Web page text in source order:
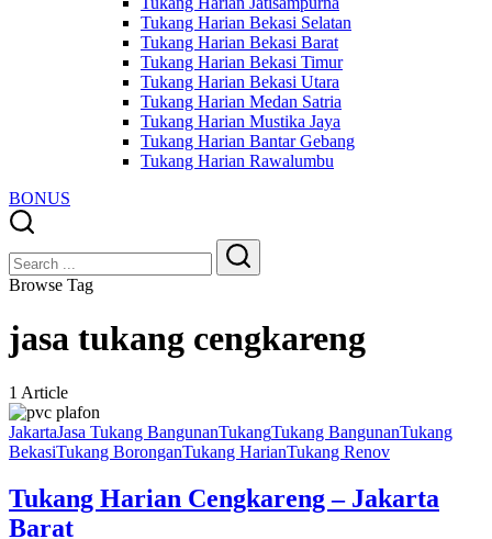
Tukang Harian Bekasi Selatan
Tukang Harian Bekasi Barat
Tukang Harian Bekasi Timur
Tukang Harian Bekasi Utara
Tukang Harian Medan Satria
Tukang Harian Mustika Jaya
Tukang Harian Bantar Gebang
Tukang Harian Rawalumbu
BONUS
Search
Search
Browse Tag
jasa tukang cengkareng
1 Article
JakartaJasa Tukang BangunanTukangTukang BangunanTukang
BekasiTukang BoronganTukang HarianTukang Renov
Tukang Harian Cengkareng – Jakarta
Barat